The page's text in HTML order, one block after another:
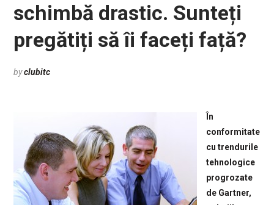
schimbă drastic. Sunteți
pregătiți să îi faceți față?
byclubitc
În
conformitate
cu trendurile
tehnologice
progrozate
de Gartner,